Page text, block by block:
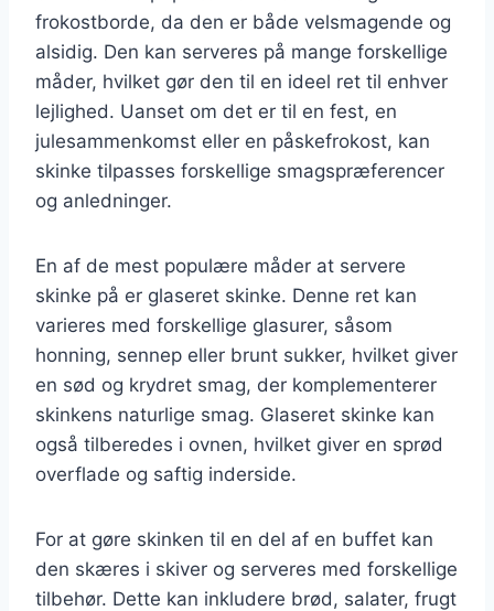
frokostborde, da den er både velsmagende og
alsidig. Den kan serveres på mange forskellige
måder, hvilket gør den til en ideel ret til enhver
lejlighed. Uanset om det er til en fest, en
julesammenkomst eller en påskefrokost, kan
skinke tilpasses forskellige smagspræferencer
og anledninger.
En af de mest populære måder at servere
skinke på er glaseret skinke. Denne ret kan
varieres med forskellige glasurer, såsom
honning, sennep eller brunt sukker, hvilket giver
en sød og krydret smag, der komplementerer
skinkens naturlige smag. Glaseret skinke kan
også tilberedes i ovnen, hvilket giver en sprød
overflade og saftig inderside.
For at gøre skinken til en del af en buffet kan
den skæres i skiver og serveres med forskellige
tilbehør. Dette kan inkludere brød, salater, frugt